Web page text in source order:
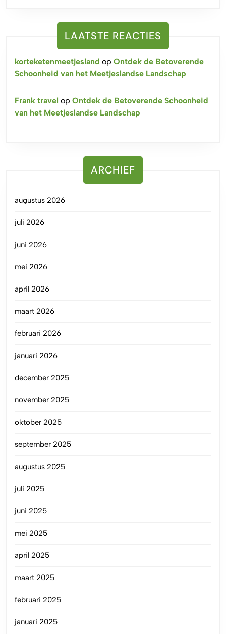
LAATSTE REACTIES
korteketenmeetjesland op Ontdek de Betoverende
Schoonheid van het Meetjeslandse Landschap
Frank travel op Ontdek de Betoverende Schoonheid
van het Meetjeslandse Landschap
ARCHIEF
augustus 2026
juli 2026
juni 2026
mei 2026
april 2026
maart 2026
februari 2026
januari 2026
december 2025
november 2025
oktober 2025
september 2025
augustus 2025
juli 2025
juni 2025
mei 2025
april 2025
maart 2025
februari 2025
januari 2025